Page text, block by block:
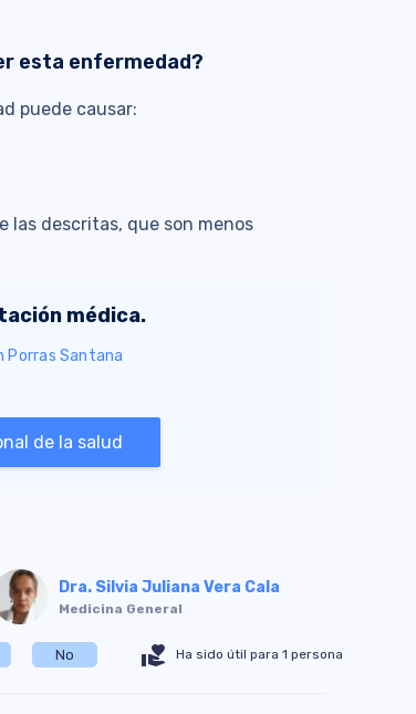
esta enfermedad?
puede causar:
las descritas, que son menos
médica.
Porras Santana
de la salud
Dra. Silvia Juliana Vera Cala
Medicina General
No volunteer_activism Ha sido útil para 1 persona